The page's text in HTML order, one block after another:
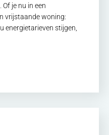
je nu in een
vrijstaande woning:
energietarieven stijgen,